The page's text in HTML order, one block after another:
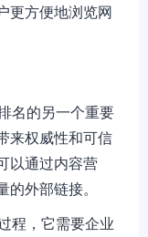
更方便地浏览网
名的另一个重要
来权威性和可信
以通过内容营
外部链接。
程，它需要企业